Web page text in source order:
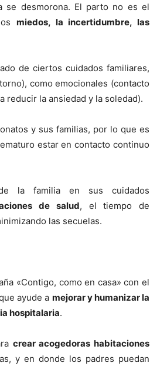
se desmorona. El parto no es el
miedos, la incertidumbre, las
de ciertos cuidados familiares,
como emocionales (contacto
reducir la ansiedad y la soledad).
y sus familias, por lo que es
estar en contacto continuo
la familia en sus cuidados
de salud, el tiempo de
las secuelas.
«Contigo, como en casa» con el
ayude a mejorar y humanizar la
hospitalaria.
crear acogedoras habitaciones
y en donde los padres puedan